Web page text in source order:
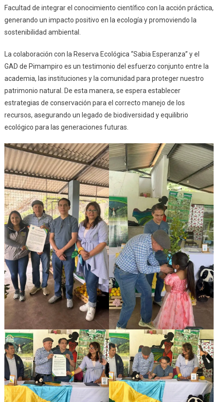
Facultad de integrar el conocimiento científico con la acción práctica,
generando un impacto positivo en la ecología y promoviendo la
sostenibilidad ambiental.
La colaboración con la Reserva Ecológica “Sabia Esperanza” y el
GAD de Pimampiro es un testimonio del esfuerzo conjunto entre la
academia, las instituciones y la comunidad para proteger nuestro
patrimonio natural. De esta manera, se espera establecer
estrategias de conservación para el correcto manejo de los
recursos, asegurando un legado de biodiversidad y equilibrio
ecológico para las generaciones futuras.